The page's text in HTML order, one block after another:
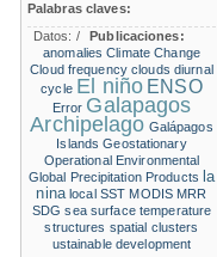
Palabras claves:
Datos: /
Publicaciones:
anomalies Climate Change
Cloud frequency clouds diurnal
cycle El niño ENSO
Error Galapagos
Archipelago Galápagos
Islands Geostationary
Operational Environmental
Global Precipitation Products la
nina local SST MODIS MRR
SDG sea surface temperature
structures spatial clusters
ustainable development